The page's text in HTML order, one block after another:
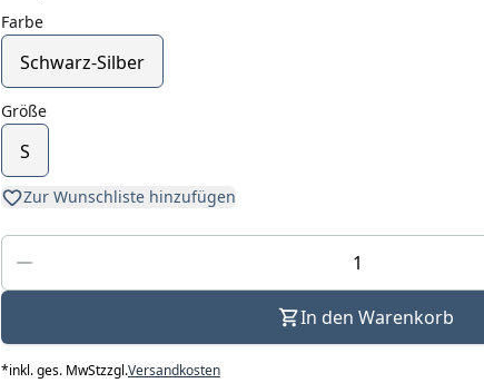
Farbe
Schwarz-Silber
Größe
S
Zur Wunschliste hinzufügen
In den Warenkorb
*inkl. ges. MwStzzgl.Versandkosten